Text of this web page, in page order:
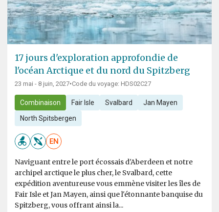
17 jours d'exploration approfondie de
l'océan Arctique et du nord du Spitzberg
23 mai - 8 juin, 2027•Code du voyage: HDS02C27
Combinaison Fair Isle Svalbard Jan Mayen
North Spitsbergen
EN
Naviguant entre le port écossais d'Aberdeen et notre
archipel arctique le plus cher, le Svalbard, cette
expédition aventureuse vous emmène visiter les îles de
Fair Isle et Jan Mayen, ainsi que l'étonnante banquise du
Spitzberg, vous offrant ainsi la...